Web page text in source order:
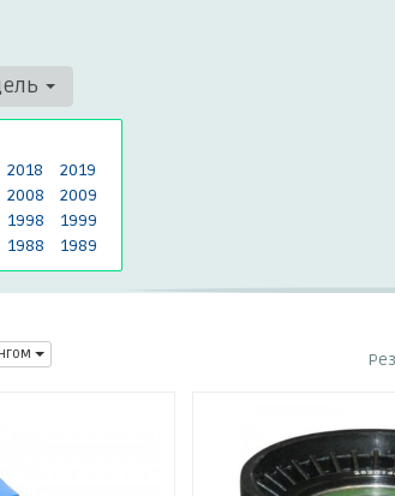
2018
2019
2008
2009
1998
1999
1988 1989